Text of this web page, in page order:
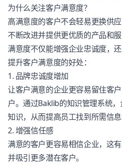
为什么关注客户满意度？
高满意度的客户不会轻易更换供
不断改进并提供更优质的产品和
满意度不仅能增强企业忠诚度，
提升客户满意度的好处：
1. 品牌忠诚度增加
让客户满意的企业更容易留住客
户。通过Baklib的知识管理系统，
知识，从而提高员工找到所需信息
2. 增强信任感
满意的客户更容易相信企业，这
并吸引更多潜在客户。